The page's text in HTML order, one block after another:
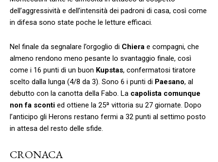
dell’aggressività e dell’intensità dei padroni di casa, così come
in difesa sono state poche le letture efficaci.
Nel finale da segnalare l’orgoglio di Chiera e compagni, che
almeno rendono meno pesante lo svantaggio finale, così
come i 16 punti di un buon Kupstas, confermatosi tiratore
scelto dalla lunga (4/8 da 3). Sono 6 i punti di Paesano, al
debutto con la canotta della Fabo. La capolista comunque
non fa sconti ed ottiene la 25ª vittoria su 27 giornate. Dopo
l’anticipo gli Herons restano fermi a 32 punti al settimo posto
in attesa del resto delle sfide.
CRONACA